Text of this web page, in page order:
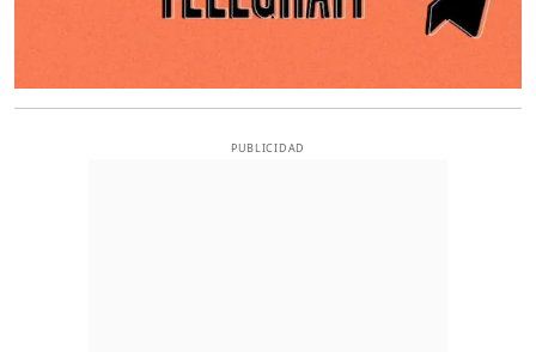
PUBLICIDAD